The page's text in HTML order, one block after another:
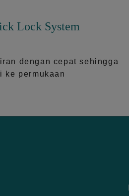
Lock System
dengan cepat sehingga
ke permukaan